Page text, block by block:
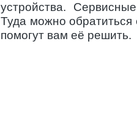
устройства.
Туда можно
помогут вам её решить.